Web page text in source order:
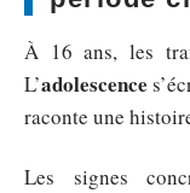
À 16 ans, les
L’adolescence
raconte une
Les signes